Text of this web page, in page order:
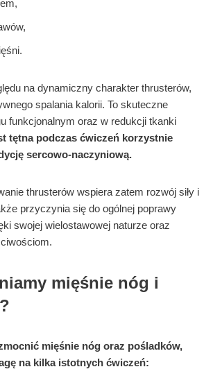
na dynamiczny charakter thrusterów,
spalania kalorii. To skuteczne
funkcjonalnym oraz w redukcji tkanki
tętna podczas ćwiczeń korzystnie
sercowo-naczyniową.
thrusterów wspiera zatem rozwój siły i
przyczynia się do ogólnej poprawy
swojej wielostawowej naturze oraz
mięśnie nóg i
mięśnie nóg oraz pośladków,
na kilka istotnych ćwiczeń: